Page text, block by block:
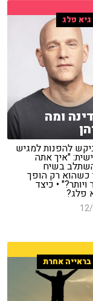
גיא פלג
ומה
להפנות למגיש
"איך אתה
בשיח
כשהוא רק הופך
ויותר?" • כיצד
פלג?
בראייה אחרת